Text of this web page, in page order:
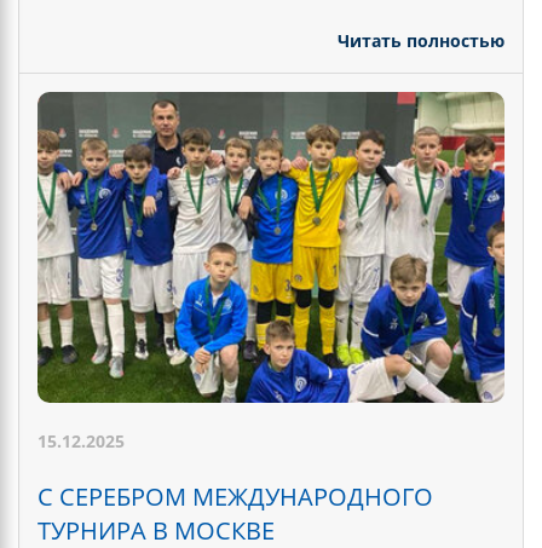
Читать полностью
15.12.2025
С СЕРЕБРОМ МЕЖДУНАРОДНОГО
ТУРНИРА В МОСКВЕ